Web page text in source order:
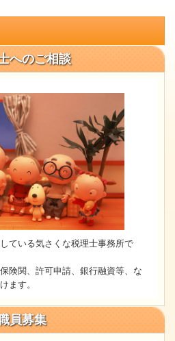
へのご相談
ている気さくな税理士事務所で
険関、許可申請、銀行融資等、な
ます。
員募集